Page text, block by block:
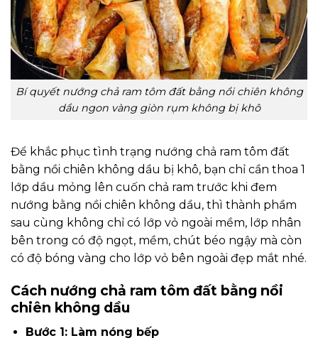
Bí quyết nướng chả ram tôm đất bằng nồi chiên không
dầu ngon vàng giòn rụm không bị khô
Để khắc phục tình trạng nướng chả ram tôm đất
bằng nồi chiên không dầu bị khô, bạn chỉ cần thoa 1
lớp dầu mỏng lên cuốn chả ram trước khi đem
nướng bằng nồi chiên không dầu, thì thành phầm
sau cùng không chỉ có lớp vỏ ngoài mềm, lớp nhân
bên trong có độ ngọt, mềm, chút béo ngậy mà còn
có độ bóng vàng cho lớp vỏ bên ngoài đẹp mắt nhé.
Cách nướng chả ram tôm đất bằng nồi
chiên không dầu
Bước 1: Làm nóng bếp